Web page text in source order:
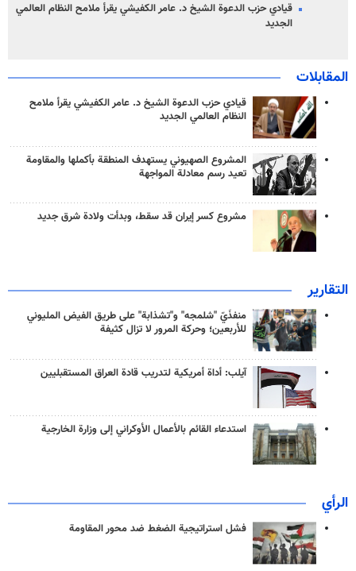
قيادي حزب الدعوة الشيخ د. عامر الكفيشي يقرأ ملامح النظام العالمي
الجديد
المقابلات
قيادي حزب الدعوة الشيخ د. عامر الكفيشي يقرأ ملامح
النظام العالمي الجديد
المشروع الصهيوني يستهدف المنطقة بأكملها والمقاومة
تعيد رسم معادلة المواجهة
مشروع كسر إيران قد سقط، وبدأت ولادة شرق جديد
التقارير
منفذَيّ "شلمجه" و"تشذابة" على طريق الفيض المليوني
للأربعين؛ وحركة المرور لا تزال كثيفة
آيلب: أداة أمريكية لتدريب قادة العراق المستقبليين
استدعاء القائم بالأعمال الأوكراني إلى وزارة الخارجية
الرأي
فشل استراتيجية الضغط ضد محور المقاومة